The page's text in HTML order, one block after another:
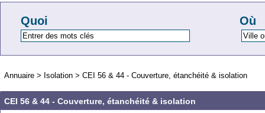
Quoi Où
Annuaire > Isolation > CEI 56 & 44 - Couverture, étanchéité & isolation
CEI 56 & 44 - Couverture, étanchéité & isolation